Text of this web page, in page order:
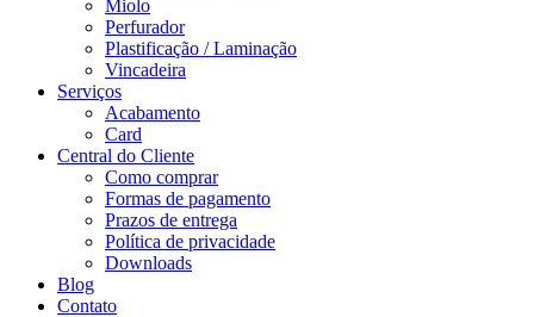
Miolo
Perfurador
Plastificação / Laminação
Vincadeira
Serviços
Acabamento
Card
Central do Cliente
Como comprar
Formas de pagamento
Prazos de entrega
Política de privacidade
Downloads
Blog
Contato